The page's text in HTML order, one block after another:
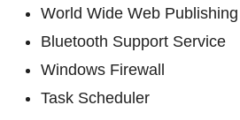
World Wide Web
Bluetooth Support Service
Windows Firewall
Task Scheduler